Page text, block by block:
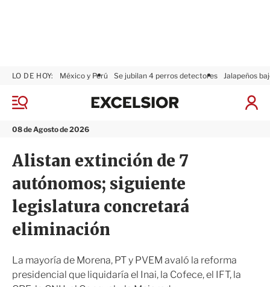
M
n
08 de Agosto de 2026
LO DE HOY: México y Perú Se jubilan 4 perros detectores Jalapeños
I
x
s
r
Alistan extinción de 7
autónomos; siguiente
legislatura concretará
eliminación
La mayoría de Morena, PT y PVEM avaló la reforma
presidencial que liquidaría el Inai, la Cofece, el IFT, la